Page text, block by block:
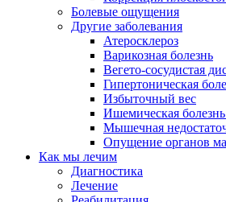
Болевые ощущения
Другие заболевания
Атеросклероз
Варикозная болезнь
Вегето-сосудистая
Гипертоническая
Избыточный вес
Ишемическая болезнь
Мышечная
Опущение органов
Как мы лечим
Диагностика
Лечение